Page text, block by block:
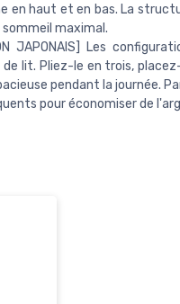
en haut et en bas. La
maximal.
JAPONAIS] Les
lit. Pliez-le en trois,
pendant la journée.
pour économiser de